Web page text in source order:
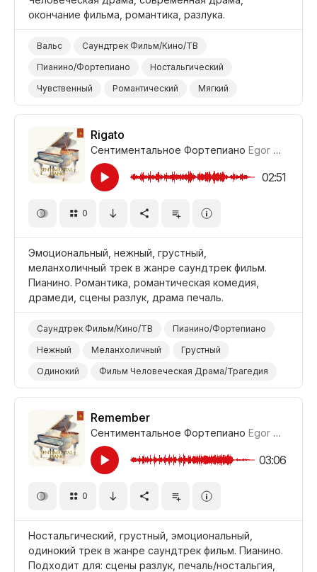
окончание фильма, романтика, разлука.
Вальс
Саундтрек Фильм/Кино/ТВ
Пианино/Фортепиано
Ностальгический
Чувственный
Романтический
Мягкий
Грустный
Фильм Титры/Окончание
Фильм Романтика
Фильм Человеческая Драма/Трагедия
Драма
Rigato
Сентиментальное Фортепиано Egor Gandukhin
02:51
0
Эмоциональный, нежный, грустный,
меланхоличный трек в жанре саундтрек фильм.
Пианино. Романтика, романтическая комедия,
драмеди, сцены разлук, драма печаль.
Саундтрек Фильм/Кино/ТВ
Пианино/Фортепиано
Нежный
Меланхоличный
Грустный
Одинокий
Фильм Человеческая Драма/Трагедия
Фильм Драмеди
Фильм Современная Драма
Фильм Романтическая Комедия
Фильм/Кино
Драма
Remember
Сентиментальное Фортепиано Egor Gandukhin
03:06
0
Ностальгический, грустный, эмоциональный,
одинокий трек в жанре саундтрек фильм. Пианино.
Подходит для: сцены разлук, печаль/ностальгия,